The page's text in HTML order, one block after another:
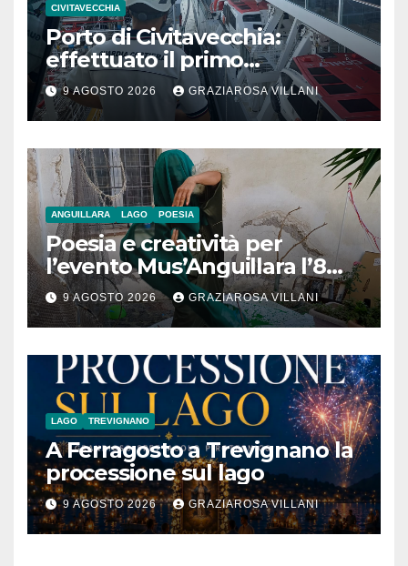
CIVITAVECCHIA
Porto di Civitavecchia:
effettuato il primo
rifornimento di GNL ad una
nave da crociera
9 AGOSTO 2026 GRAZIAROSA VILLANI
ANGUILLARA LAGO POESIA
Poesia e creatività per
l’evento Mus’Anguillara l’8
agosto 2026 al Museo
Contadino
9 AGOSTO 2026 GRAZIAROSA VILLANI
LAGO TREVIGNANO
A Ferragosto a Trevignano la
processione sul lago
9 AGOSTO 2026 GRAZIAROSA VILLANI